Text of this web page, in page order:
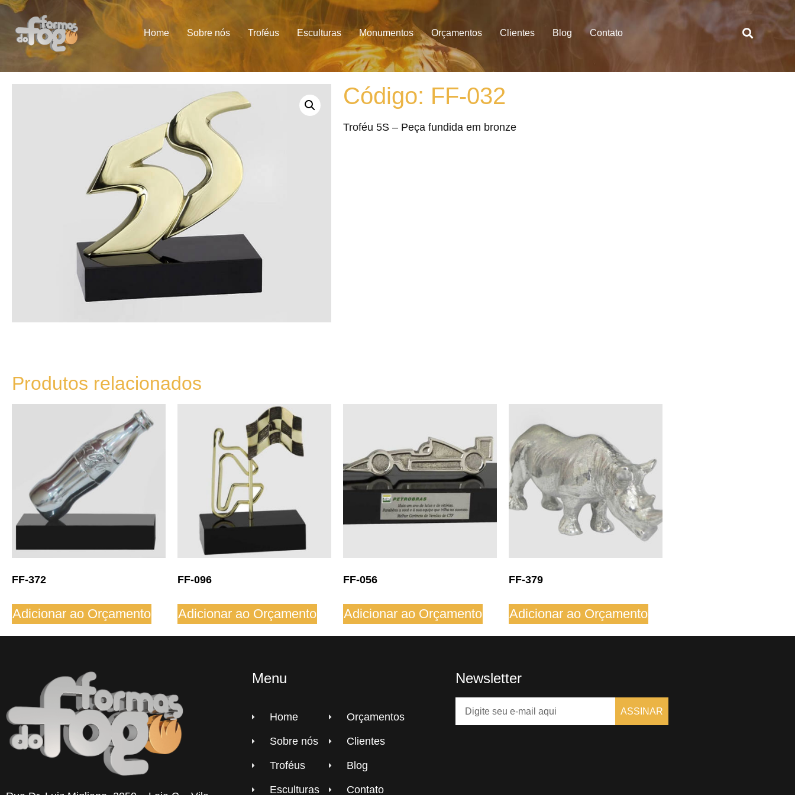
Home Sobre nós Troféus Esculturas Monumentos Orçamentos Clientes Blog Contato
Código: FF-032
Troféu 5S – Peça fundida em bronze
Produtos relacionados
FF-372
Adicionar ao Orçamento
FF-096
Adicionar ao Orçamento
FF-056
Adicionar ao Orçamento
FF-379
Adicionar ao Orçamento
Menu
Home
Sobre nós
Troféus
Esculturas
Orçamentos
Clientes
Blog
Contato
Newsletter
ASSINAR